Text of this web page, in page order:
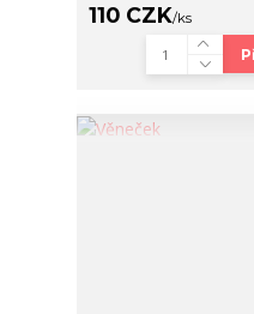
110 CZK/ks